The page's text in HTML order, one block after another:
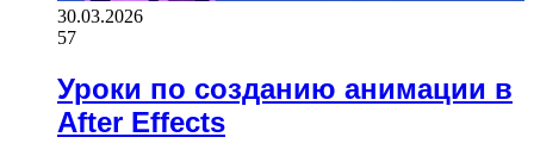
30.03.2026
57
Уроки по созданию анимации в
After Effects